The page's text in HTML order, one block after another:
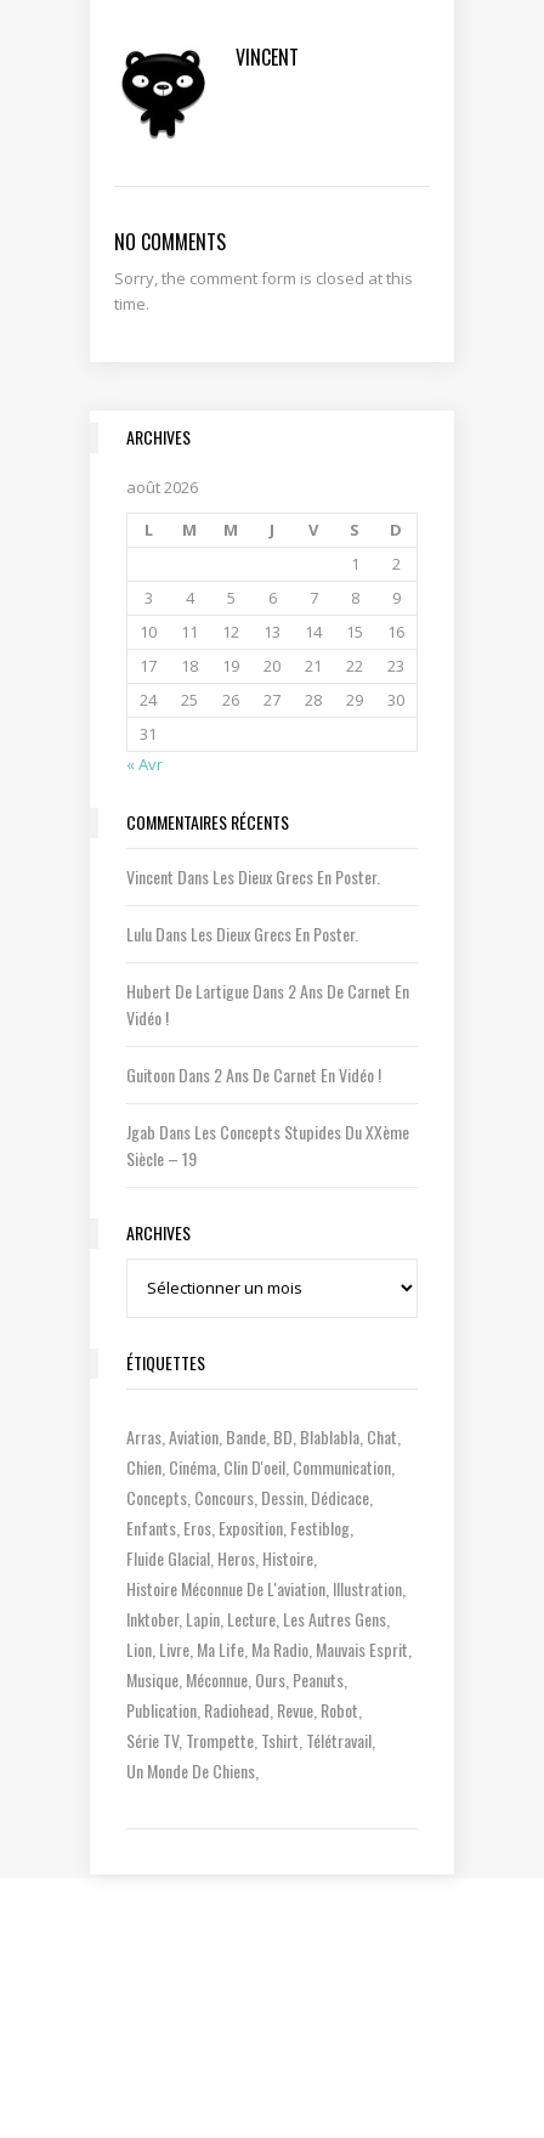
VINCENT
NO COMMENTS
Sorry, the comment form is closed at this
time.
ARCHIVES
août 2026
L
M M J V S
D
1
2
3
4 5 6 7 8
9
10
11 12 13 14 15
16
17
18 19 20 21 22
23
24
25 26 27 28 29
30
31
« Avr
COMMENTAIRES RÉCENTS
Vincent DansLes Dieux Grecs En Poster.
LuluDansLes Dieux Grecs En Poster.
Hubert De LartigueDans2 Ans De Carnet En
Vidéo !
GuitoonDans2 Ans De Carnet En Vidéo !
Jgab DansLes Concepts Stupides Du XXème
Siècle – 19
ARCHIVES
Archives
ÉTIQUETTES
Arras Aviation Bande BD Blablabla Chat
Chien Cinéma Clin D'oeil Communication
Concepts Concours Dessin Dédicace
Enfants Eros Exposition Festiblog
Fluide Glacial Heros Histoire
Histoire Méconnue De L'aviation Illustration
Inktober Lapin Lecture Les Autres Gens
Lion Livre Ma Life Ma Radio Mauvais Esprit
Musique Méconnue Ours Peanuts
Publication Radiohead Revue Robot
Série TV Trompette Tshirt Télétravail
Un Monde De Chiens